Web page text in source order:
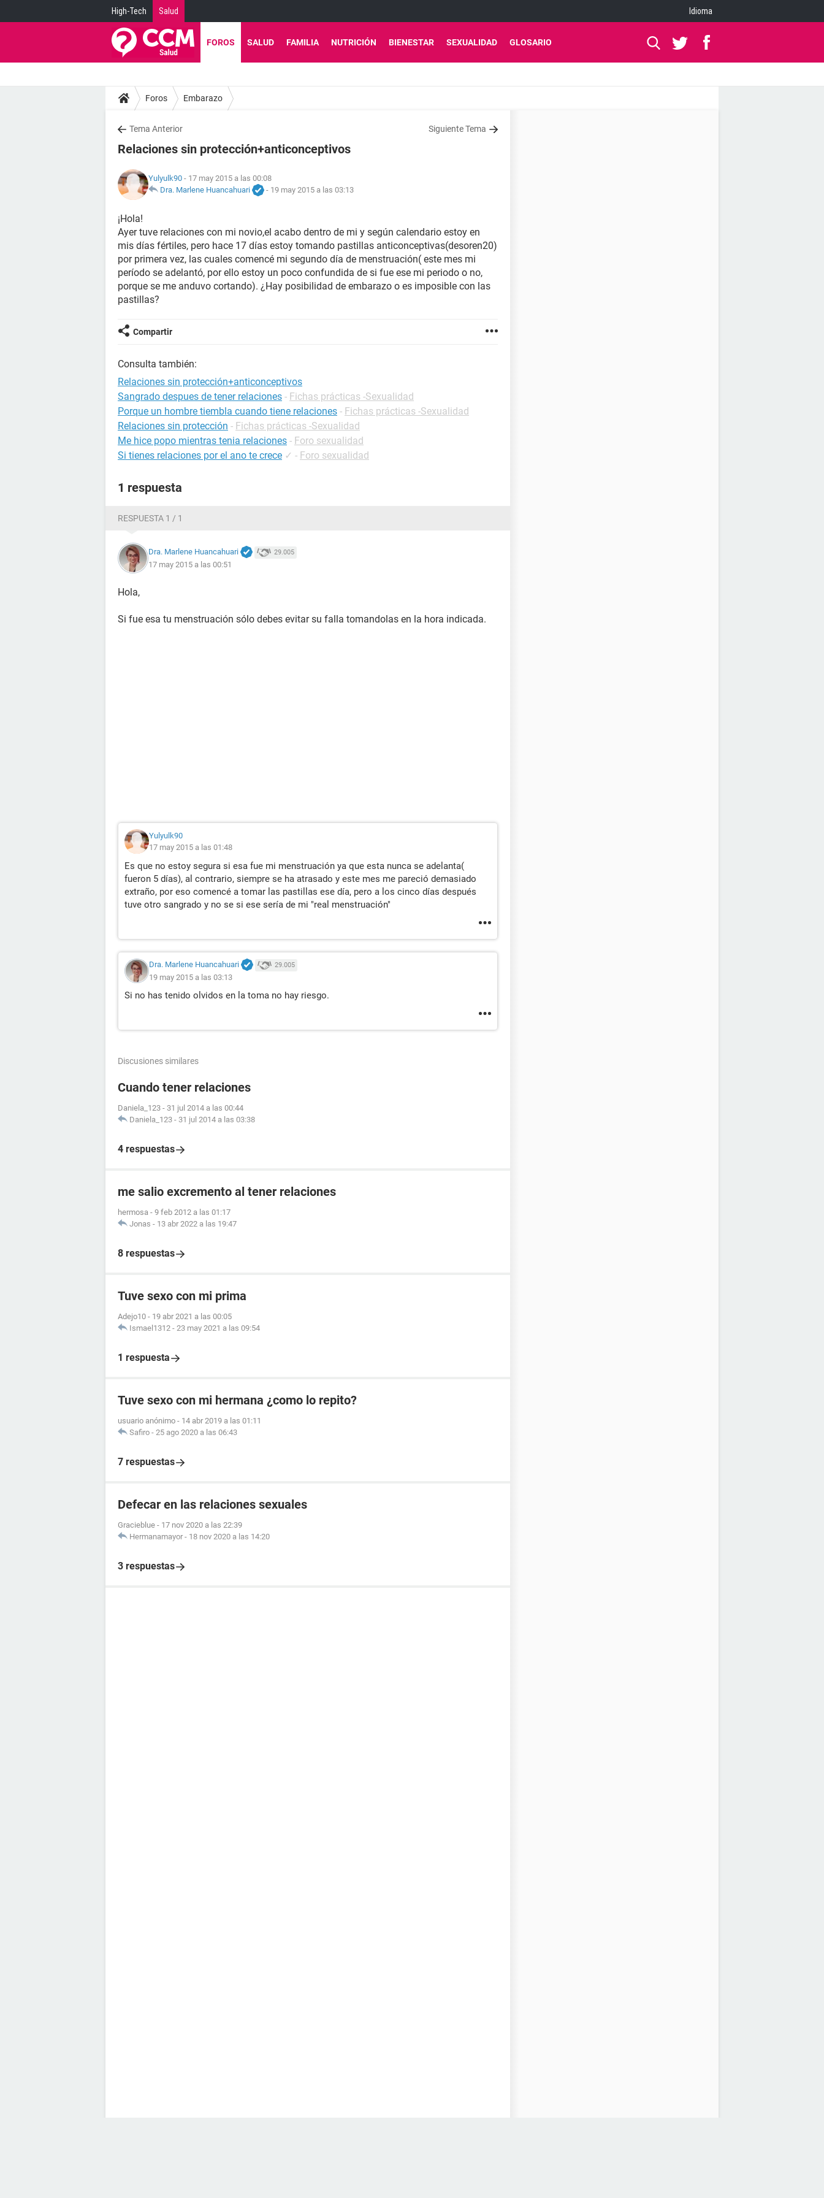
High-Tech Salud Idioma
FOROS SALUD FAMILIA NUTRICIÓN BIENESTAR SEXUALIDAD GLOSARIO
Foros Embarazo
Tema Anterior Siguiente Tema
Relaciones sin protección+anticonceptivos
Yulyulk90 - 17 may 2015 a las 00:08
Dra. Marlene Huancahuari
- 19 may 2015 a las 03:13
¡Hola!
Ayer tuve relaciones con mi novio,el acabo dentro de mi y según calendario estoy en
mis días fértiles, pero hace 17 días estoy tomando pastillas anticonceptivas(desoren20)
por primera vez, las cuales comencé mi segundo día de menstruación( este mes mi
período se adelantó, por ello estoy un poco confundida de si fue ese mi periodo o no,
porque se me anduvo cortando). ¿Hay posibilidad de embarazo o es imposible con las
pastillas?
Compartir
Consulta también:
Relaciones sin protección+anticonceptivos
Sangrado despues de tener relaciones - Fichas prácticas -Sexualidad
Porque un hombre tiembla cuando tiene relaciones - Fichas prácticas -Sexualidad
Relaciones sin protección - Fichas prácticas -Sexualidad
Me hice popo mientras tenia relaciones - Foro sexualidad
Si tienes relaciones por el ano te crece ✓ - Foro sexualidad
1 respuesta
RESPUESTA 1 / 1
Dra. Marlene Huancahuari 29.005
17 may 2015 a las 00:51
Hola,
Si fue esa tu menstruación sólo debes evitar su falla tomandolas en la hora indicada.
Yulyulk90
17 may 2015 a las 01:48
Es que no estoy segura si esa fue mi menstruación ya que esta nunca se adelanta(
fueron 5 días), al contrario, siempre se ha atrasado y este mes me pareció demasiado
extraño, por eso comencé a tomar las pastillas ese día, pero a los cinco días después
tuve otro sangrado y no se si ese sería de mi "real menstruación"
Dra. Marlene Huancahuari 29.005
19 may 2015 a las 03:13
Si no has tenido olvidos en la toma no hay riesgo.
Discusiones similares
Cuando tener relaciones
Daniela_123 - 31 jul 2014 a las 00:44
Daniela_123 - 31 jul 2014 a las 03:38
4 respuestas
me salio excremento al tener relaciones
hermosa - 9 feb 2012 a las 01:17
Jonas - 13 abr 2022 a las 19:47
8 respuestas
Tuve sexo con mi prima
Adejo10 - 19 abr 2021 a las 00:05
Ismael1312 - 23 may 2021 a las 09:54
1 respuesta
Tuve sexo con mi hermana ¿como lo repito?
usuario anónimo - 14 abr 2019 a las 01:11
Safiro - 25 ago 2020 a las 06:43
7 respuestas
Defecar en las relaciones sexuales
Gracieblue - 17 nov 2020 a las 22:39
Hermanamayor - 18 nov 2020 a las 14:20
3 respuestas